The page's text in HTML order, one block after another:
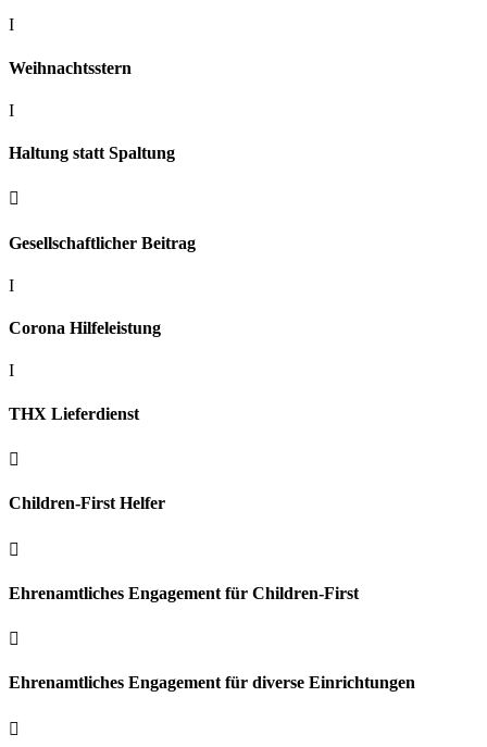
I
Weihnachtsstern
I
Haltung statt Spaltung

Gesellschaftlicher Beitrag
I
Corona Hilfeleistung
I
THX Lieferdienst

Children-First Helfer

Ehrenamtliches Engagement für Children-First

Ehrenamtliches Engagement für diverse Einrichtungen
